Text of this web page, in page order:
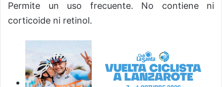
Permite un uso frecuente. No contiene ni
corticoide ni retinol.